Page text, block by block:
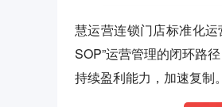
慧运营连锁门店标准化
SOP”运营管理的闭环路
持续盈利能力，加速复制。